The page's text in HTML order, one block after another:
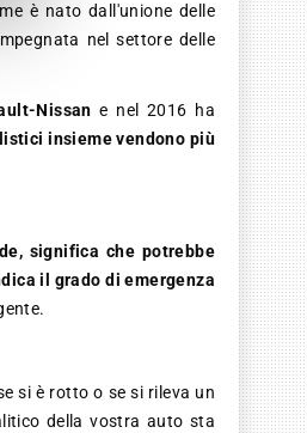
è nato dall'unione delle
nel settore delle
Nissan e nel 2016 ha
insieme vendono più
significa che potrebbe
il grado di emergenza
si è rotto o se si rileva un
della vostra auto sta